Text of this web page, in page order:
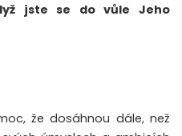
jste se do vůle Jeho
že dosáhnou dále, než